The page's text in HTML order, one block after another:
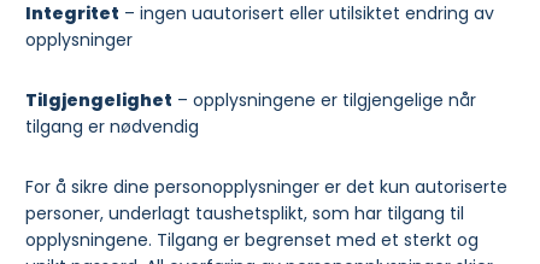
Integritet – ingen uautorisert eller utilsiktet endring av
opplysninger
Tilgjengelighet – opplysningene er tilgjengelige når
tilgang er nødvendig
For å sikre dine personopplysninger er det kun autoriserte
personer, underlagt taushetsplikt, som har tilgang til
opplysningene. Tilgang er begrenset med et sterkt og